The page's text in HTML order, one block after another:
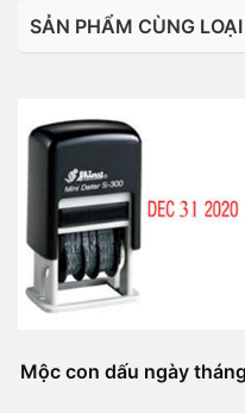
SẢN PHẨM CÙNG LOẠI
Mộc con dấu ngày tháng